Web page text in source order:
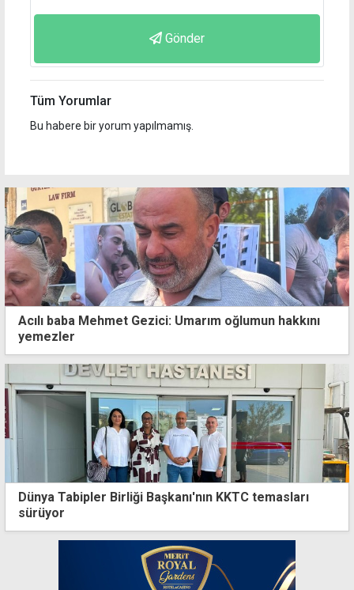
Gönder
Tüm Yorumlar
Bu habere bir yorum yapılmamış.
Acılı baba Mehmet Gezici: Umarım oğlumun hakkını
yemezler
Dünya Tabipler Birliği Başkanı'nın KKTC temasları
sürüyor